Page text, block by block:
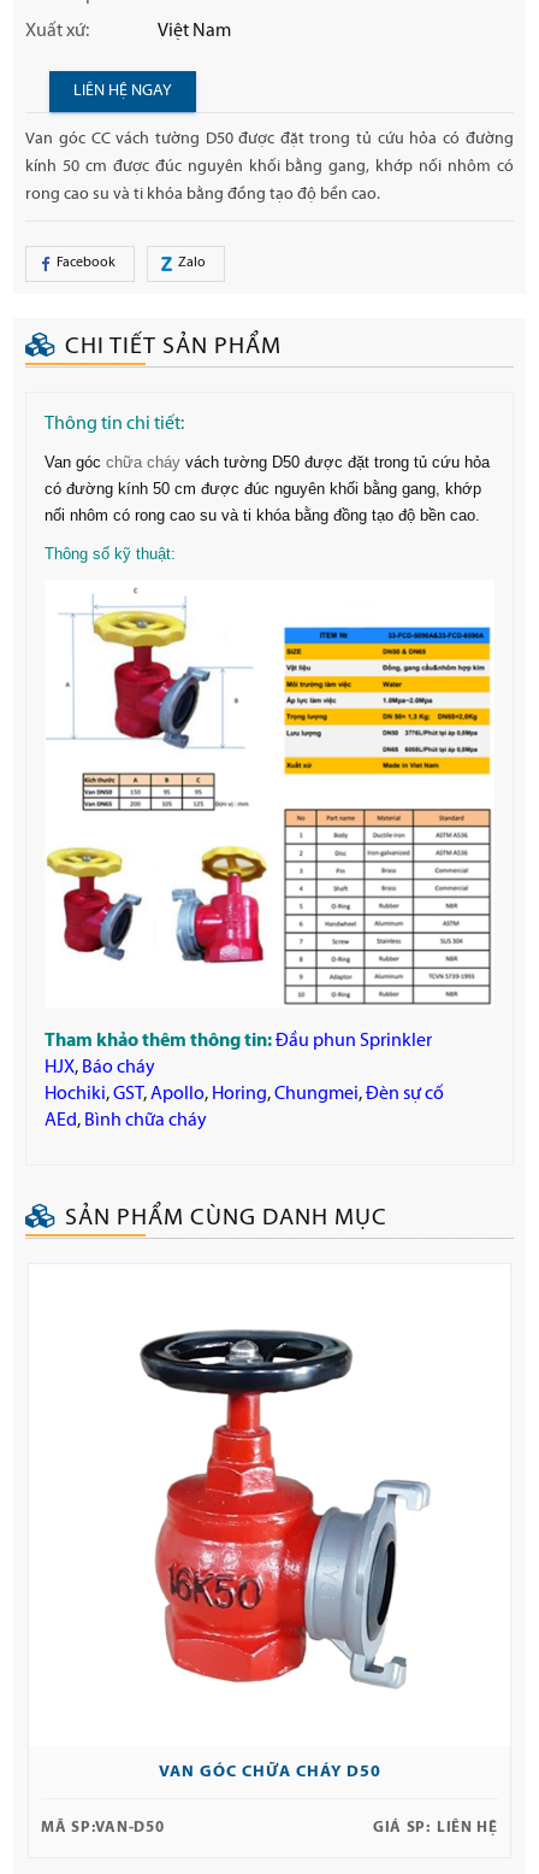
Xuất xứ:
Việt Nam
LIÊN HỆ NGAY
Van góc CC vách tường D50 được đặt trong tủ cứu hỏa có đường
kính 50 cm được đúc nguyên khối bằng gang, khớp nối nhôm có
rong cao su và ti khóa bằng đồng tạo độ bền cao.
Facebook Zalo
CHI TIẾT SẢN PHẨM
Thông tin chi tiết:
Van gócchữa cháy vách tường D50 được đặt trong tủ cứu hỏa
có đường kính 50 cm được đúc nguyên khối bằng gang, khớp
nối nhôm có rong cao su và ti khóa bằng đồng tạo độ bền cao.
Thông số kỹ thuật:
Tham khảo thêm thông tin:Đầu phun Sprinkler
HJX, Báo cháy
Hochiki,GST,Apollo, Horing,Chungmei,Đèn sự cố
AEd, Bình chữa cháy
SẢN PHẨM CÙNG DANH MỤC
VAN GÓC CHỮA CHÁY D50
MÃ SP:VAN-D50 GIÁ SP: LIÊN HỆ